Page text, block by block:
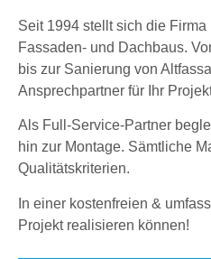
Seit 1994 stellt sich die
Fassaden- und Dachbaus.
bis zur Sanierung von
Ansprechpartner für Ihr
Als Full-Service-Partner
hin zur Montage. Sämtliche
Qualitätskriterien.
In einer kostenfreien &
Projekt realisieren können!